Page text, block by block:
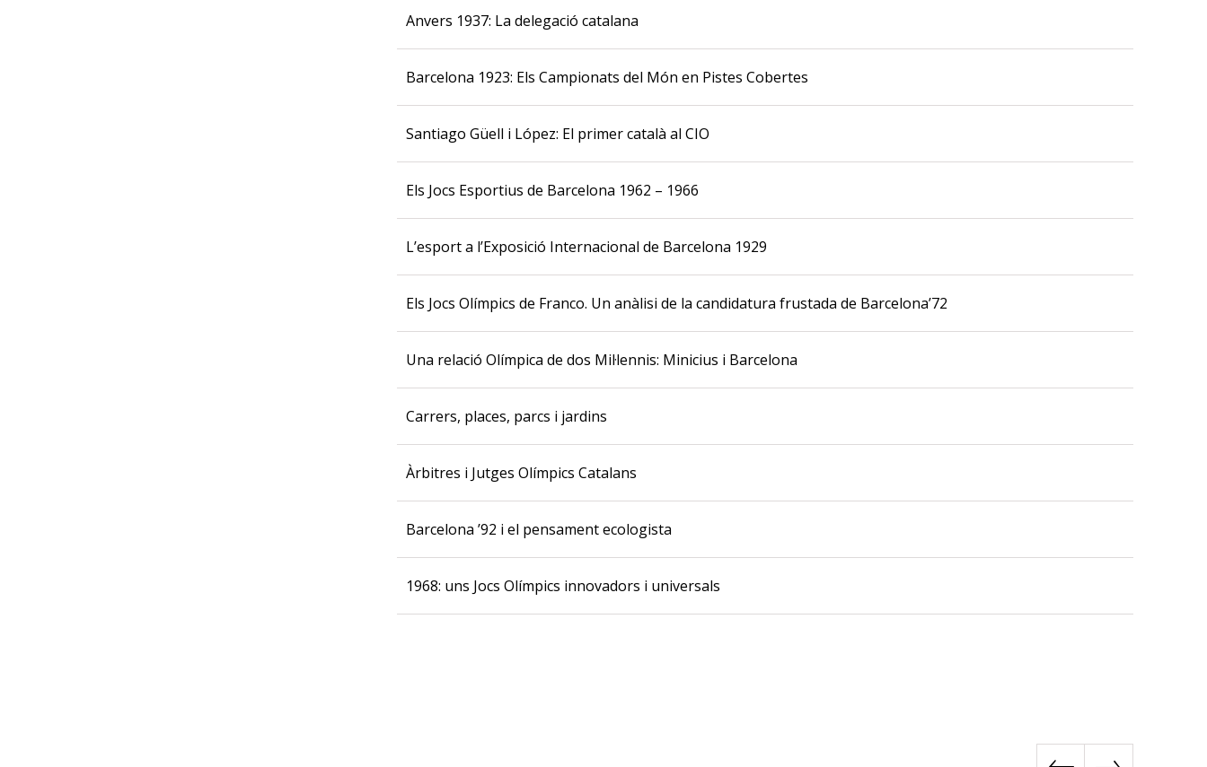
Anvers 1937: La delegació catalana
Barcelona 1923: Els Campionats del Món en Pistes Cobertes
Santiago Güell i López: El primer català al CIO
Els Jocs Esportius de Barcelona 1962 – 1966
L’esport a l’Exposició Internacional de Barcelona 1929
Els Jocs Olímpics de Franco. Un anàlisi de la candidatura frustada de Barcelona’72
Una relació Olímpica de dos Mil·lennis: Minicius i Barcelona
Carrers, places, parcs i jardins
Àrbitres i Jutges Olímpics Catalans
Barcelona ’92 i el pensament ecologista
1968: uns Jocs Olímpics innovadors i universals